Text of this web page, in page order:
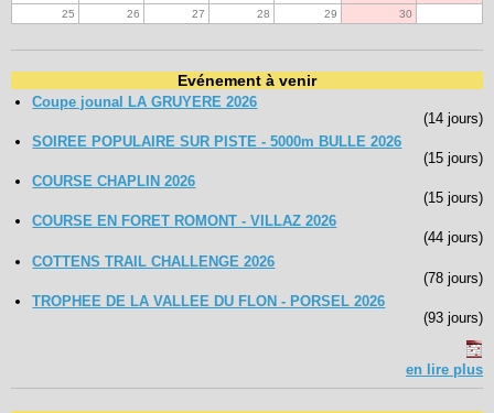
25
26 27 28 29 30
Evénement à venir
Coupe jounal LA GRUYERE 2026
(14 jours)
SOIREE POPULAIRE SUR PISTE - 5000m BULLE 2026
(15 jours)
COURSE CHAPLIN 2026
(15 jours)
COURSE EN FORET ROMONT - VILLAZ 2026
(44 jours)
COTTENS TRAIL CHALLENGE 2026
(78 jours)
TROPHEE DE LA VALLEE DU FLON - PORSEL 2026
(93 jours)
en lire plus